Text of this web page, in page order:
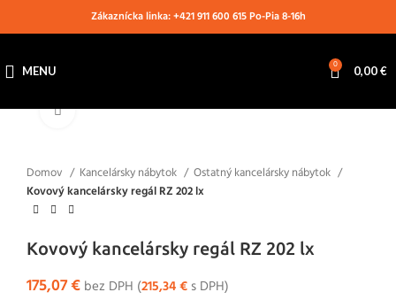
Zákaznícka linka: +421 911 600 615 Po-Pia 8-16h
MENU 0 0,00€
Klikni pre zväčšenie
Domov Kancelársky nábytok
Ostatný kancelársky nábytok
Kovový kancelársky regál RZ 202 lx
Kovový kancelársky regál RZ 202 lx
175,07€ bez DPH (215,34€ s DPH)